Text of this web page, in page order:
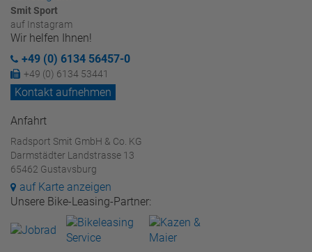
Smit Sport
auf Instagram
Wir helfen Ihnen!
+49 (0) 6134 56457-0
+49 (0) 6134 53441
Kontakt aufnehmen
Anfahrt
Radsport Smit GmbH & Co. KG
Darmstädter Landstrasse 13
65462 Gustavsburg
auf Karte anzeigen
Unsere Bike-Leasing-Partner: